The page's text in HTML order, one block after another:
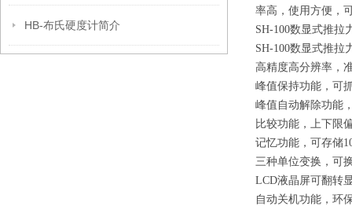
HB-布氏硬度计简介
率高，使用方便，
SH-100数显式推拉
SH-100数显式推拉
高精度高分辨率，
峰值保持功能，可
峰值自动解除功能
比较功能，上下限
记忆功能，可存储
三种单位变换，可
LCD液晶屏可翻转
自动关机功能，环